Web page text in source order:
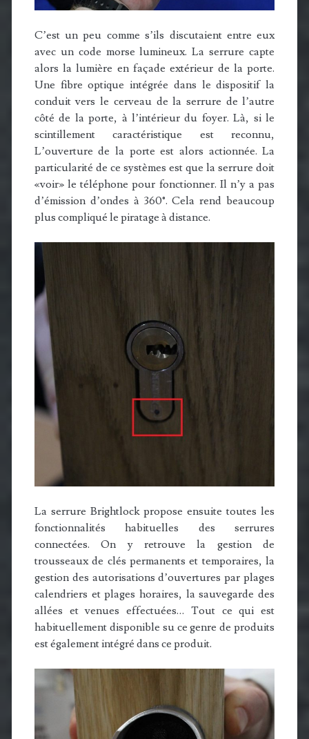
C’est un peu comme s’ils discutaient entre eux
avec un code morse lumineux. La serrure capte
alors la lumière en façade extérieur de la porte.
Une fibre optique intégrée dans le dispositif la
conduit vers le cerveau de la serrure de l’autre
côté de la porte, à l’intérieur du foyer. Là, si le
scintillement caractéristique est reconnu,
L’ouverture de la porte est alors actionnée. La
particularité de ce systèmes est que la serrure doit
«voir» le téléphone pour fonctionner. Il n’y a pas
d’émission d’ondes à 360°. Cela rend beaucoup
plus compliqué le piratage à distance.
La serrure Brightlock propose ensuite toutes les
fonctionnalités habituelles des serrures
connectées. On y retrouve la gestion de
trousseaux de clés permanents et temporaires, la
gestion des autorisations d’ouvertures par plages
calendriers et plages horaires, la sauvegarde des
allées et venues effectuées… Tout ce qui est
habituellement disponible su ce genre de produits
est également intégré dans ce produit.